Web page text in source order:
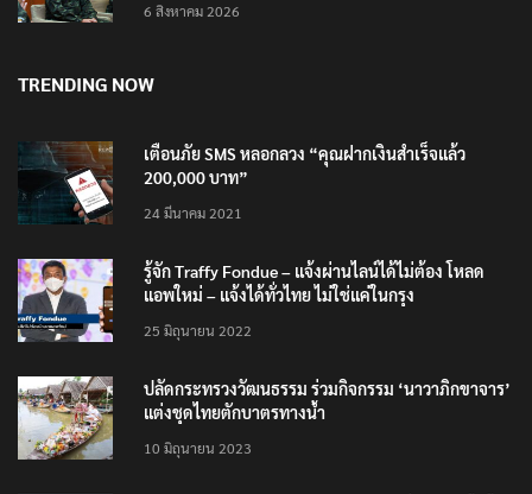
6 สิงหาคม 2026
TRENDING NOW
เตือนภัย SMS หลอกลวง “คุณฝากเงินสำเร็จแล้ว
200,000 บาท”
24 มีนาคม 2021
รู้จัก Traffy Fondue – แจ้งผ่านไลน์ได้ไม่ต้อง โหลด
แอพใหม่ – แจ้งได้ทั่วไทย ไม่ใช่แค่ในกรุง
25 มิถุนายน 2022
ปลัดกระทรวงวัฒนธรรม ร่วมกิจกรรม ‘นาวาภิกขาจาร’
แต่งชุดไทยตักบาตรทางน้ำ
10 มิถุนายน 2023